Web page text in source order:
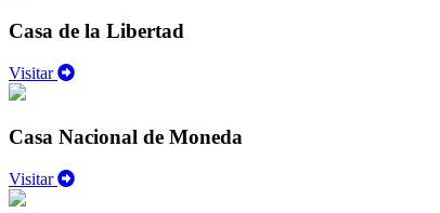
Casa de la Libertad
Visitar
Casa Nacional de Moneda
Visitar